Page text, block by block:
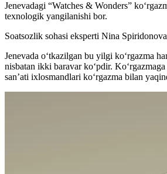
Jenevadagi “Watches & Wonders”
texnologik yangilanishi bor.
Soatsozlik sohasi eksperti Nina
Jenevada o‘tkazilgan bu yilgi ko‘rgazma
nisbatan ikki baravar ko‘pdir.
san’ati ixlosmandlari ko‘rgazma bilan